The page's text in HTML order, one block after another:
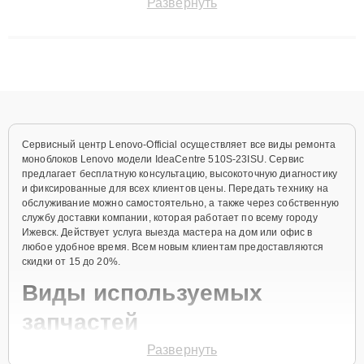
сохранением гарантии до 3 лет. Наши мастера решают
Сервисный центр Lenovo-Official осуществляет все виды ремонта
моноблоков Lenovo модели IdeaCentre 510S-23ISU. Сервис
предлагает бесплатную консультацию, высокоточную диагностику
и фиксированные для всех клиентов цены. Передать технику на
обслуживание можно самостоятельно, а также через собственную
службу доставки компании, которая работает по всему городу
Ижевск. Действует услуга выезда мастера на дом или офис в
любое удобное время. Всем новым клиентам предоставляются
скидки от 15 до 20%.
Виды используемых
запчастей
Для ремонта моноблока модели IdeaCentre 510S-23ISU
Развернуть